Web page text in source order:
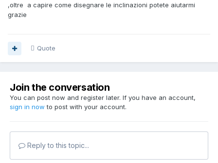
,oltre a capire come disegnare le inclinazioni potete aiutarmi
grazie
Quote
Join the conversation
You can post now and register later. If you have an account,
sign in now to post with your account.
Reply to this topic...